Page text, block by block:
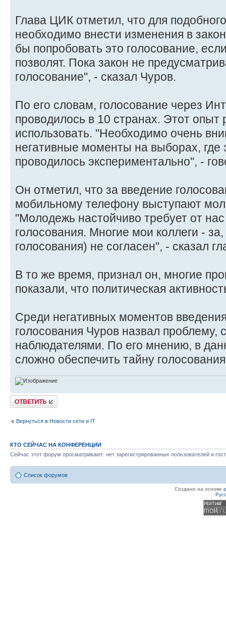
Глава ЦИК отметил, что для
необходимо внести изменения в
бы попробовать это голосование,
позволят. Пока закон не
голосование", - сказал Чуров.
По его словам, голосование через
проводилось в 10 странах. Этот опыт
использовать. "Необходимо очень
негативные моменты на выборах, где
проводилось экспериментально", -
Он отметил, что за введение
мобильному телефону выступают
"Молодежь настойчиво требует от
голосования. Многие мои коллеги -
голосования) не согласен", - сказал
В то же время, признал он, многие
показали, что политическая
Среди негативных моментов
голосования Чуров назвал проблему,
наблюдателями. По его мнению, в
сложно обеспечить тайну
Ответить
Вернуться в Новости сети и IT
КТО СЕЙЧАС НА КОНФЕРЕНЦИИ
Сейчас этот форум просматривают: нет зарегистрированных пользователей и
Список форумов
Создано на основе